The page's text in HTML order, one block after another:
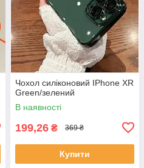
Чохол силіконовий IPhone XR
Green/зелений
В наявності
199,26 ₴ 369 ₴
Купити